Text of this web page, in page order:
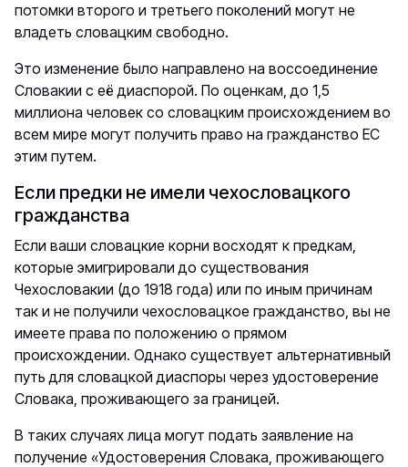
потомки второго и третьего поколений могут не
владеть словацким свободно.
Это изменение было направлено на воссоединение
Словакии с её диаспорой. По оценкам, до 1,5
миллиона человек со словацким происхождением во
всем мире могут получить право на гражданство ЕС
этим путем.
Если предки не имели чехословацкого
гражданства
Если ваши словацкие корни восходят к предкам,
которые эмигрировали до существования
Чехословакии (до 1918 года) или по иным причинам
так и не получили чехословацкое гражданство, вы не
имеете права по положению о прямом
происхождении. Однако существует альтернативный
путь для словацкой диаспоры через удостоверение
Словака, проживающего за границей.
В таких случаях лица могут подать заявление на
получение «Удостоверения Словака, проживающего